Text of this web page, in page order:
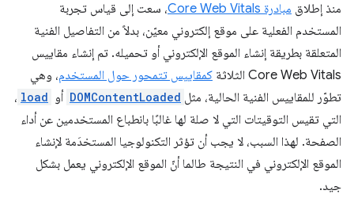
منذ إطلاق مبادرة Core Web Vitals
، سعت إلى قياس تجربة
المستخدم الفعلية على موقع إلكتروني معيّن، بدلاً من التفاصيل الفنية
المتعلقة بطريقة إنشاء الموقع الإلكتروني أو تحميله. تم إنشاء مقاييس
Core Web Vitals الثلاثة
كمقاييس تتمحور حول المستخدم، وهي
تطوّر للمقاييس الفنية الحالية، مثل DOMContentLoaded أو load ،
التي تقيس التوقيتات التي لا صلة لها غالبًا بانطباع المستخدمين عن أداء
الصفحة. لهذا السبب، لا يجب أن تؤثر التكنولوجيا المستخدَمة لإنشاء
الموقع الإلكتروني في النتيجة طالما أنّ الموقع الإلكتروني يعمل بشكل
جيد.